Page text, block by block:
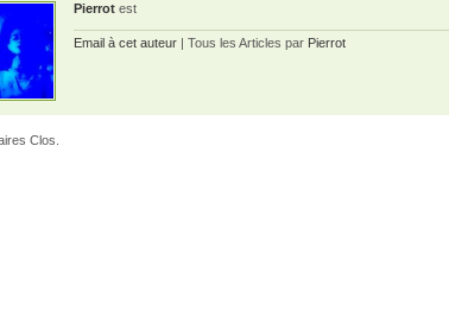
Pierrot est
Email à cet auteur | Tous les Articles par Pierrot
Clos.